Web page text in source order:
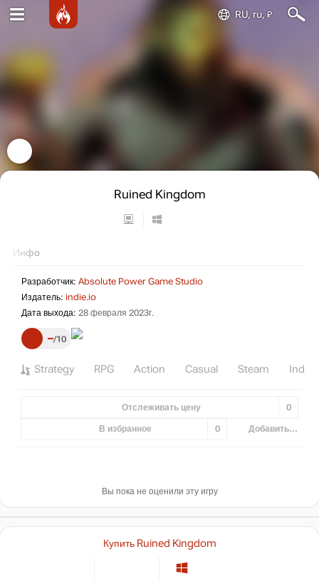
RU, ru, ₽
Ruined Kingdom
Инфо
Разработчик: Absolute Power Game Studio
Издатель: indie.io
Дата выхода: 28 февраля 2023г.
– 10
Strategy RPG Action Casual Steam Indie
Отслеживать цену 0
В избранное 0 Добавить...
Вы пока не оценили эту игру
Купить Ruined Kingdom